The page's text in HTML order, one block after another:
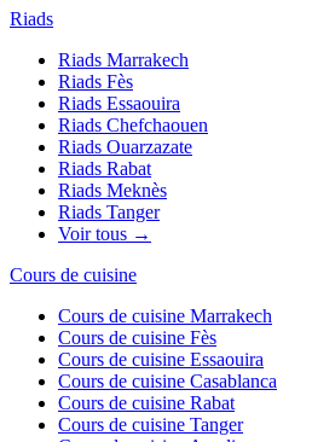
Riads
Riads Marrakech
Riads Fès
Riads Essaouira
Riads Chefchaouen
Riads Ouarzazate
Riads Rabat
Riads Meknès
Riads Tanger
Voir tous →
Cours de cuisine
Cours de cuisine Marrakech
Cours de cuisine Fès
Cours de cuisine Essaouira
Cours de cuisine Casablanca
Cours de cuisine Rabat
Cours de cuisine Tanger